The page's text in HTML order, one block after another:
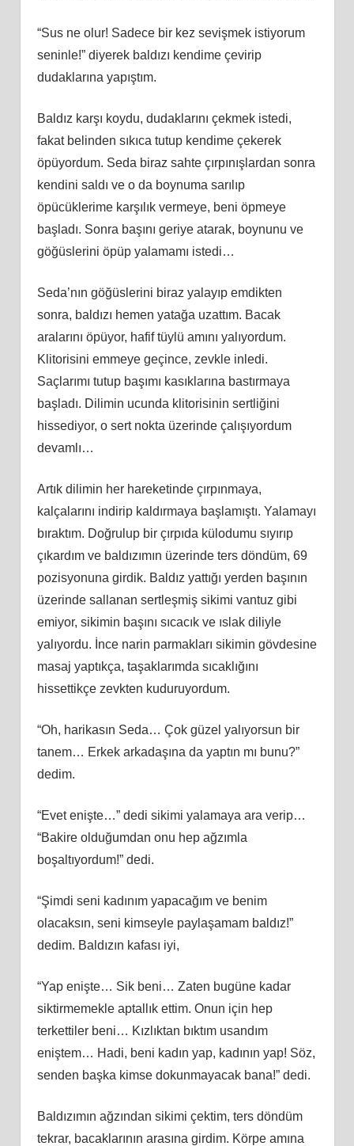
“Sus ne olur! Sadece bir kez sevişmek istiyorum
seninle!” diyerek baldızı kendime çevirip
dudaklarına yapıştım.
Baldız karşı koydu, dudaklarını çekmek istedi,
fakat belinden sıkıca tutup kendime çekerek
öpüyordum. Seda biraz sahte çırpınışlardan sonra
kendini saldı ve o da boynuma sarılıp
öpücüklerime karşılık vermeye, beni öpmeye
başladı. Sonra başını geriye atarak, boynunu ve
göğüslerini öpüp yalamamı istedi…
Seda’nın göğüslerini biraz yalayıp emdikten
sonra, baldızı hemen yatağa uzattım. Bacak
aralarını öpüyor, hafif tüylü amını yalıyordum.
Klitorisini emmeye geçince, zevkle inledi.
Saçlarımı tutup başımı kasıklarına bastırmaya
başladı. Dilimin ucunda klitorisinin sertliğini
hissediyor, o sert nokta üzerinde çalışıyordum
devamlı…
Artık dilimin her hareketinde çırpınmaya,
kalçalarını indirip kaldırmaya başlamıştı. Yalamayı
bıraktım. Doğrulup bir çırpıda külodumu sıyırıp
çıkardım ve baldızımın üzerinde ters döndüm, 69
pozisyonuna girdik. Baldız yattığı yerden başının
üzerinde sallanan sertleşmiş sikimi vantuz gibi
emiyor, sikimin başını sıcacık ve ıslak diliyle
yalıyordu. İnce narin parmakları sikimin gövdesine
masaj yaptıkça, taşaklarımda sıcaklığını
hissettikçe zevkten kuduruyordum.
“Oh, harikasın Seda… Çok güzel yalıyorsun bir
tanem… Erkek arkadaşına da yaptın mı bunu?”
dedim.
“Evet enişte…” dedi sikimi yalamaya ara verip…
“Bakire olduğumdan onu hep ağzımla
boşaltıyordum!” dedi.
“Şimdi seni kadınım yapacağım ve benim
olacaksın, seni kimseyle paylaşamam baldız!”
dedim. Baldızın kafası iyi,
“Yap enişte… Sik beni… Zaten bugüne kadar
siktirmemekle aptallık ettim. Onun için hep
terkettiler beni… Kızlıktan bıktım usandım
eniştem… Hadi, beni kadın yap, kadının yap! Söz,
senden başka kimse dokunmayacak bana!” dedi.
Baldızımın ağzından sikimi çektim, ters döndüm
tekrar, bacaklarının arasına girdim. Körpe amına